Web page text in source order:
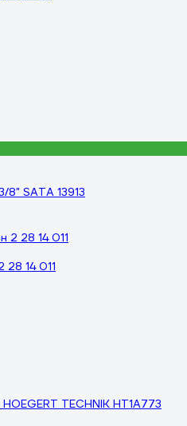
8" SATA 13913
28 14 011
TECHNIK HT1A773